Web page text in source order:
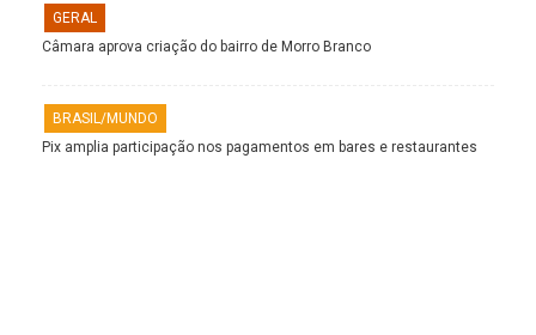
GERAL
Câmara aprova criação do bairro de Morro Branco
BRASIL/MUNDO
Pix amplia participação nos pagamentos em bares e restaurantes